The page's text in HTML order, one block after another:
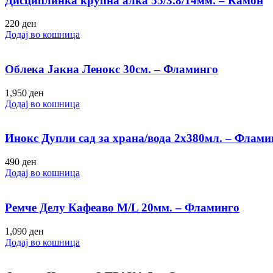
220 ден
Додај во кошница
Облека Јакна Ленокс 30см. – Фламинго
1,950 ден
Додај во кошница
Инокс Дупли сад за храна/вода 2х380мл. –
490 ден
Додај во кошница
Ремче Делу Кафеаво М/L 20мм. – Фламинго
1,090 ден
Додај во кошница